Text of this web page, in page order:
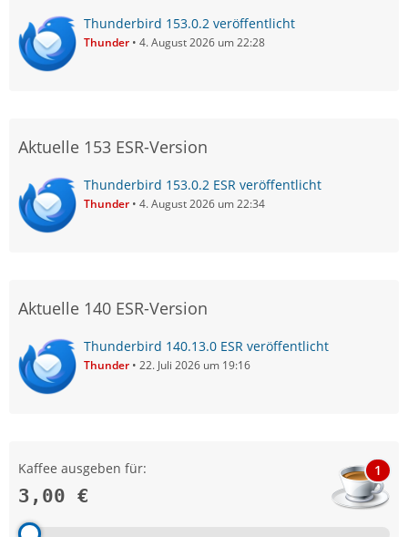
Thunderbird 153.0.2 veröffentlicht
Thunder 4. August 2026 um 22:28
Aktuelle 153 ESR-Version
Thunderbird 153.0.2 ESR veröffentlicht
Thunder 4. August 2026 um 22:34
Aktuelle 140 ESR-Version
Thunderbird 140.13.0 ESR veröffentlicht
Thunder 22. Juli 2026 um 19:16
Kaffee ausgeben für:
3,00 €
1